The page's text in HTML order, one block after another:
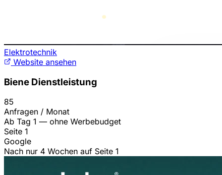
Elektrotechnik
Website ansehen
Biene Dienstleistung
85
Anfragen / Monat
Ab Tag 1 — ohne Werbebudget
Seite 1
Google
Nach nur 4 Wochen auf Seite 1